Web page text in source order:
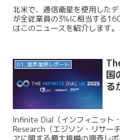
北米で、通信衛星を使用した
が全従業員の3%に相当する
はこのニュースを紹介しま
01. 音声業界レポート
国
る
Infinite Dial（インフィニット
Research（エジソン・リサー